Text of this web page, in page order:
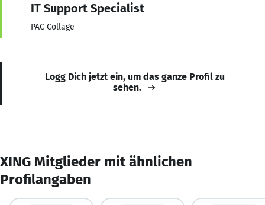
IT Support Specialist
PAC Collage
Logg Dich jetzt ein, um das ganze Profil zu
sehen.
XING Mitglieder mit ähnlichen
Profilangaben